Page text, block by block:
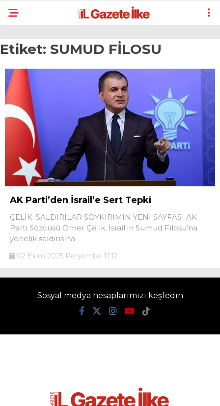
Etiket: SUMUD FİLOSU
AK Parti’den İsrail’e Sert Tepki
ÇELİK: SALDIRILAR SOYKIRIMIN YENİ SAYFASI AK
Parti Sözcüsü Ömer Çelik, İsrail’in Sumud Filosu’na
yönelik saldırısına
02 Ekim 2025 Perşembe 11:12
Sosyal medya hesaplarımızı keşfedin